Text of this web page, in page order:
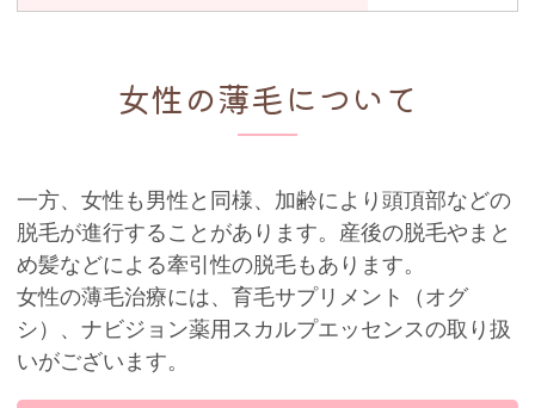
女性の薄毛について
一方、女性も男性と同様、加齢により頭頂部などの
脱毛が進行することがあります。産後の脱毛やまと
め髪などによる牽引性の脱毛もあります。
女性の薄毛治療には、育毛サプリメント（オグ
シ）、ナビジョン薬用スカルプエッセンスの取り扱
いがございます。